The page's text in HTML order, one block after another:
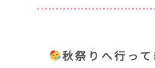
秋祭りへ行って